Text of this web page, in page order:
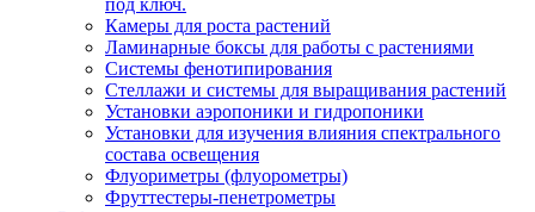
под ключ.
Камеры для роста растений
Ламинарные боксы для работы с растениями
Системы фенотипирования
Стеллажи и системы для выращивания растений
Установки аэропоники и гидропоники
Установки для изучения влияния спектрального
состава освещения
Флуориметры (флуорометры)
Фруттестеры-пенетрометры